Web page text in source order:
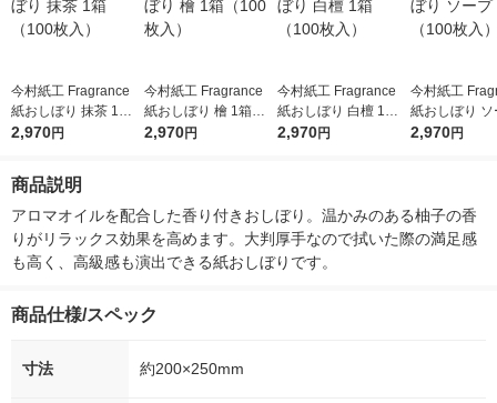
今村紙工 Fragrance
紙おしぼり 抹茶 1箱
（100枚入）
2,970円
今村紙工 Fragrance
紙おしぼり 檜 1箱（1
00枚入）
2,970円
今村紙工 Fragrance
紙おしぼり 白檀 1箱
（100枚入）
2,970円
今村紙工
紙おしぼり ソ
箱（100枚入
2,970円
商品説明
アロマオイルを配合した香り付きおしぼり。温かみのある柚子の香
りがリラックス効果を高めます。大判厚手なので拭いた際の満足感
も高く、高級感も演出できる紙おしぼりです。
商品仕様/スペック
寸法 約200×250mm